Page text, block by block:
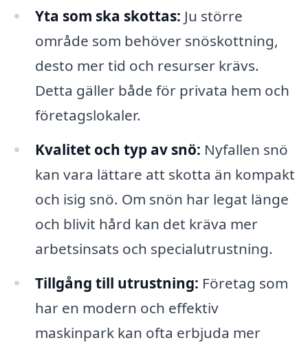
Yta som ska skottas: Ju större
område som behöver snöskottning,
desto mer tid och resurser krävs.
Detta gäller både för privata hem och
företagslokaler.
Kvalitet och typ av snö: Nyfallen snö
kan vara lättare att skotta än kompakt
och isig snö. Om snön har legat länge
och blivit hård kan det kräva mer
arbetsinsats och specialutrustning.
Tillgång till utrustning: Företag som
har en modern och effektiv
maskinpark kan ofta erbjuda mer